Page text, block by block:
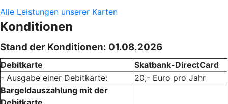
Alle Leistungen unserer Karten
Konditionen
Stand der Konditionen: 01.08.2026
Debitkarte
Skatbank-DirectCard
- Ausgabe einer Debitkarte:
20,- Euro pro Jahr
Bargeldauszahlung mit der